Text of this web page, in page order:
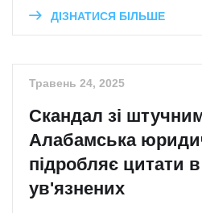
ДІЗНАТИСЯ БІЛЬШЕ
Травень 24, 2025
Скандал зі
Алабамська
підробляє цитати в
ув'язнених